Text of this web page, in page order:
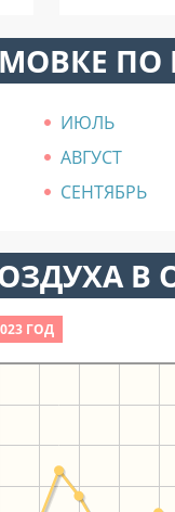
ИЮЛЬ
АВГУСТ
СЕНТЯБРЬ
В
ГОД